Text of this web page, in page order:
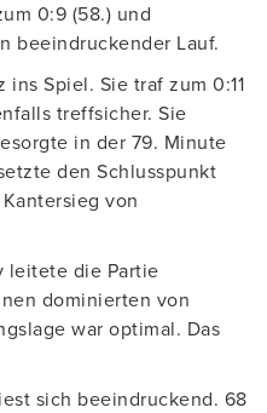
0:9 (58.) und
beeindruckender Lauf.
Spiel. Sie traf zum 0:11
treffsicher. Sie
in der 79. Minute
den Schlusspunkt
von
leitete die Partie
dominierten von
war optimal. Das
sich beeindruckend. 68